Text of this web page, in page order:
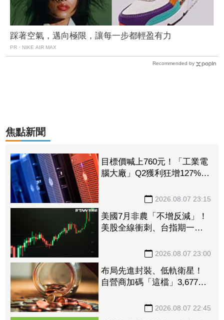
踩著空氣，邁向極限，讓每一步都輕盈有力
PR・NIKE AIR MAX
Recommended by
焦點新聞
目標價喊上760元！「工業電
腦大廠」Q2獲利狂增127%
2026.08.07 23:15
美國7月非農「不增反減」！
美股全線衝刺、台指期一度
2026.08.07 23:00
布局先進封裝、低軌衛星！
自營商加碼「這檔」3,677萬
2026.08.07 22:45